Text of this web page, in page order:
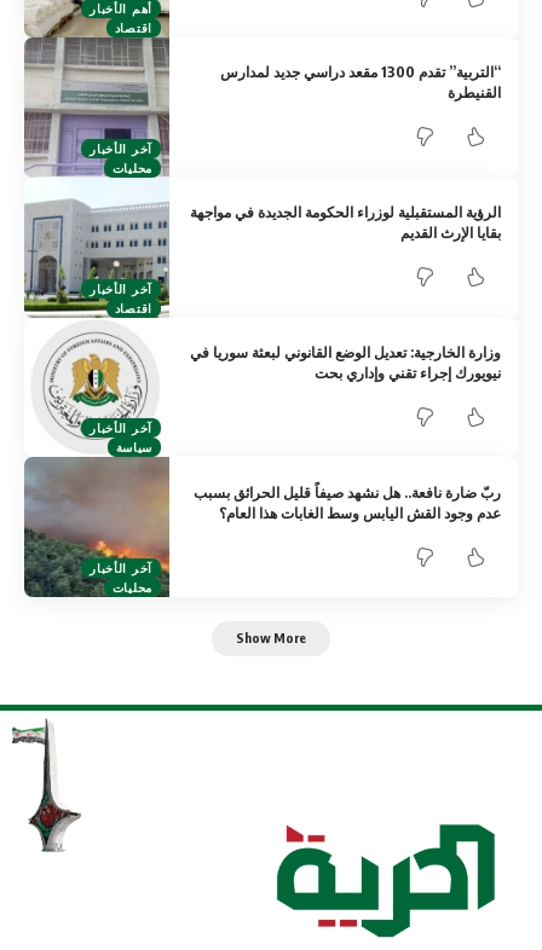
أهم الأخبار
اقتصاد
آخر الأخبار
محليات
“التربية” تقدم 1300 مقعد دراسي جديد لمدارس
القنيطرة
آخر الأخبار
اقتصاد
الرؤية المستقبلية لوزراء الحكومة الجديدة في مواجهة
بقايا الإرث القديم
آخر الأخبار
سياسة
وزارة الخارجية: تعديل الوضع القانوني لبعثة سوريا في
نيويورك إجراء تقني وإداري بحت
آخر الأخبار
محليات
ربّ ضارة نافعة.. هل نشهد صيفاً قليل الحرائق بسبب
عدم وجود القش اليابس وسط الغابات هذا العام؟
Show More